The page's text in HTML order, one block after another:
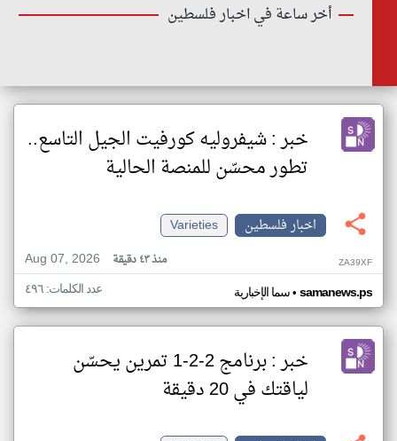
أخر ساعة في اخبار فلسطين
خبر : شيفروليه كورفيت الجيل التاسع..
تطور محسّن للمنصة الحالية
اخبار فلسطين
Varieties
Aug 07, 2026
منذ ٤٣ دقيقة ZA39XF
سما الإخبارية• samanews.ps عدد الكلمات: ٤٩٦
خبر : برنامج 2-2-1 تمرين يحسّن
لياقتك في 20 دقيقة